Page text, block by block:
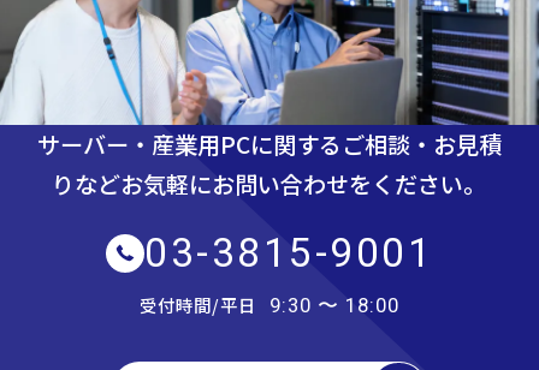
サーバー・産業用PCに関するご相談・お見積
りなどお気軽にお問い合わせをください。
03-3815-9001
受付時間/平日 9:30 〜 18:00